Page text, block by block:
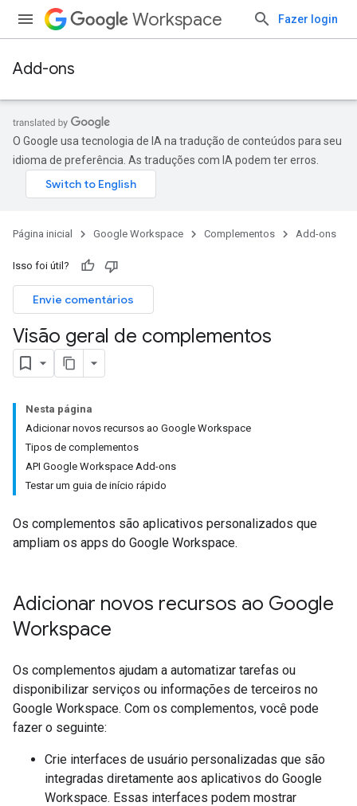
Workspace Fazer login
Add-ons
O Google usa tecnologia de IA na tradução de conteúdos para seu
idioma de preferência. As traduções com IA podem ter erros.
Página inicial Google Workspace Complementos Add-ons
Isso foi útil?
Envie comentários
Visão geral de complementos
Nesta página
Adicionar novos recursos ao Google Workspace
Tipos de complementos
API Google Workspace Add-ons
Testar um guia de início rápido
Os complementos são aplicativos personalizados que
ampliam os apps do Google Workspace.
Adicionar novos recursos ao Google
Workspace
Os complementos ajudam a automatizar tarefas ou
disponibilizar serviços ou informações de terceiros no
Google Workspace. Com os complementos, você pode
fazer o seguinte:
Crie interfaces de usuário personalizadas que são
integradas diretamente aos aplicativos do Google
Workspace. Essas interfaces podem mostrar